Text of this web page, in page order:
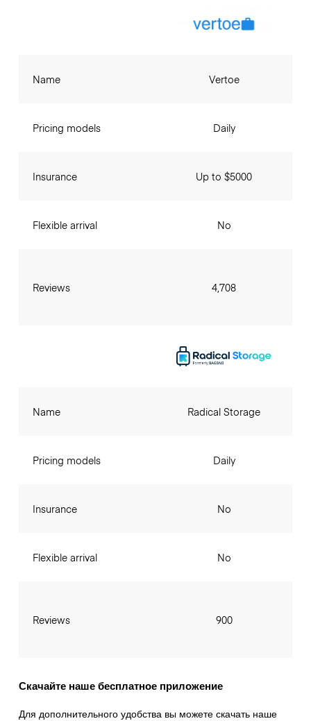
Name
Pricing models
Insurance
Flexible arrival
Reviews
Vertoe
Daily
Up to $5000
No
4,708
Name
Pricing models
Insurance
Flexible arrival
Reviews
Radical Storage
Daily
No
No
900
Скачайте наше бесплатное приложение
Для дополнительного удобства вы можете скачать наше